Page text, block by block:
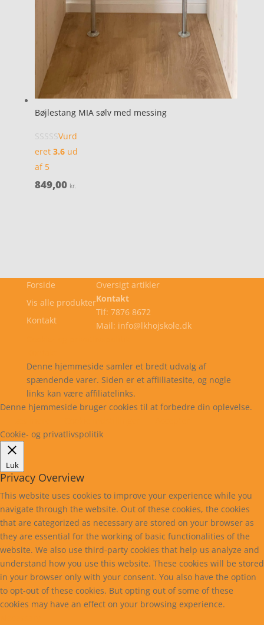
Bøjlestang MIA sølv med messing
Vurd
eret 3.6ud
af 5
849,00 kr.
Forside
Vis alle produkter
Kontakt
Oversigt artikler
Kontakt
Tlf: 7876 8672
Mail: info@lkhojskole.dk
Denne hjemmeside samler et bredt udvalg af
spændende varer. Siden er et affiiliatesite, og nogle
links kan være affiliatelinks.
Denne hjemmeside bruger cookies til at forbedre din oplevelse.
Cookie- og privatlivspolitik
Luk
Privacy Overview
This website uses cookies to improve your experience while you
navigate through the website. Out of these cookies, the cookies
that are categorized as necessary are stored on your browser as
they are essential for the working of basic functionalities of the
website. We also use third-party cookies that help us analyze and
understand how you use this website. These cookies will be stored
in your browser only with your consent. You also have the option
to opt-out of these cookies. But opting out of some of these
cookies may have an effect on your browsing experience.